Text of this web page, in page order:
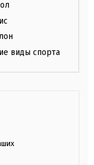
виды спорта